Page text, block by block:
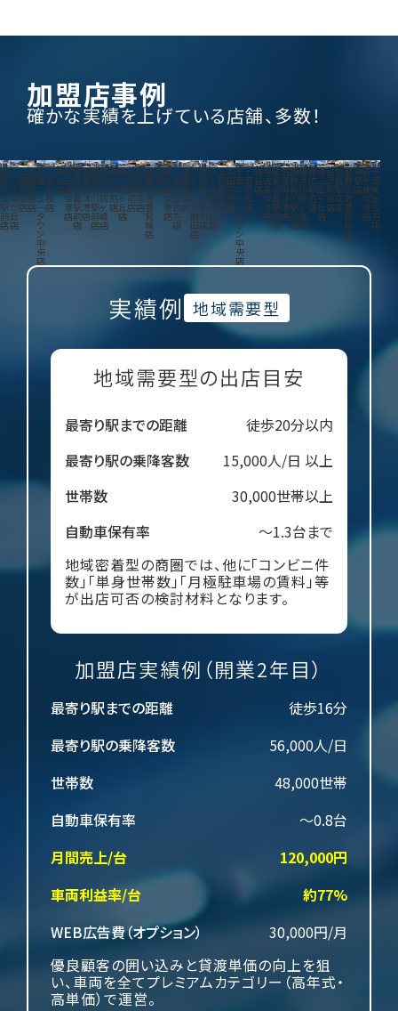
加盟店事例
確かな実績を上げている店舗、多数！
八
千
代
緑
が
丘
店
上
田
駅
前
店
羽
田
空
港
店
千
葉
ニ
ュ
ー
タ
ウ
ン
中
央
店
千
葉
若
松
店
糀
谷
店
宮
古
島
空
港
店
岐
阜
羽
島
駅
前
店
佐
渡
両
津
港
店
西
鉄
柳
川
駅
前
店
横
浜
旭
鶴
ヶ
峰
店
帯
広
駅
前
店
堺
三
国
ヶ
丘
店
金
沢
駅
前
店
釧
路
駅
前
店
那
覇
空
港
豊
見
城
店
神
栖
店
新
千
歳
空
港
店
千
葉
東
金
台
方
店
常
陸
多
賀
店
ひ
た
ち
な
か
勝
田
店
西
武
秩
父
駅
前
店
八
千
代
緑
が
丘
店
上
田
駅
前
店
羽
田
空
港
店
千
葉
ニ
ュ
ー
タ
ウ
ン
中
央
店
千
葉
若
松
店
糀
谷
店
宮
古
島
空
港
店
岐
阜
羽
島
駅
前
店
佐
渡
両
津
港
店
西
鉄
柳
川
駅
前
店
横
浜
旭
鶴
ヶ
峰
店
帯
広
駅
前
店
堺
三
国
ヶ
丘
店
金
沢
駅
前
店
釧
路
駅
前
店
那
覇
空
港
豊
見
城
店
神
栖
店
新
千
歳
空
港
店
千
葉
東
金
台
方
店
実績例 地域需要型
地域需要型の出店目安
最寄り駅までの距離
徒歩20分以内
最寄り駅の乗降客数
15,000人/日 以上
世帯数
30,000世帯以上
自動車保有率
～1.3台まで
地域密着型の商圏では、他に「コンビニ件
数」「単身世帯数」「月極駐車場の賃料」等
が出店可否の検討材料となります。
加盟店実績例（開業2年目）
最寄り駅までの距離
徒歩16分
最寄り駅の乗降客数
56,000人/日
世帯数
48,000世帯
自動車保有率
～0.8台
月間売上/台
120,000円
車両利益率/台
約77%
WEB広告費（オプション）
30,000円/月
優良顧客の囲い込みと貸渡単価の向上を狙
い、車両を全てプレミアムカテゴリー（高年式・
高単価）で運営。